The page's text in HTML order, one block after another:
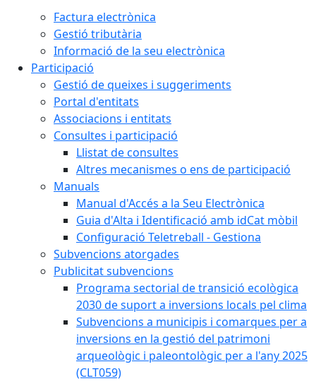
Factura electrònica
Gestió tributària
Informació de la seu electrònica
Participació
Gestió de queixes i suggeriments
Portal d'entitats
Associacions i entitats
Consultes i participació
Llistat de consultes
Altres mecanismes o ens de participació
Manuals
Manual d'Accés a la Seu Electrònica
Guia d'Alta i Identificació amb idCat mòbil
Configuració Teletreball - Gestiona
Subvencions atorgades
Publicitat subvencions
Programa sectorial de transició ecològica
2030 de suport a inversions locals pel clima
Subvencions a municipis i comarques per a
inversions en la gestió del patrimoni
arqueològic i paleontològic per a l'any 2025
(CLT059)